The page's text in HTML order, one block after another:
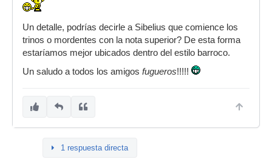
Un detalle, podrías decirle a Sibelius que comience los
trinos o mordentes con la nota superior? De esta forma
estaríamos mejor ubicados dentro del estilo barroco.
Un saludo a todos los amigos fugueros!!!!!
1 respuesta directa